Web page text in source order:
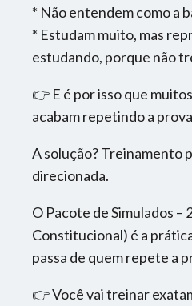
* Não entendem como a
* Estudam muito, mas
estudando, porque não
👉 E é por isso que
acabam repetindo a
A solução? Treinamento
direcionada.
O Pacote de Simulados –
Constitucional) é a
passa de quem repete a
👉 Você vai treinar